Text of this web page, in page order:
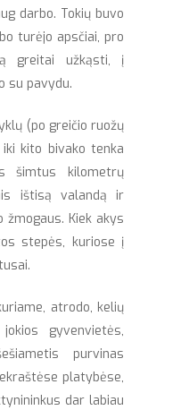
darbo. Tokių buvo
turėjo apsčiai, pro
greitai užkąsti, į
su pavydu.
(po greičio ruožų
kito bivako tenka
šimtus kilometrų
ištisą valandą ir
Kiek akys
stepės, kuriose į
atrodo, kelių
gyvenvietės,
purvinas
platybėse,
dar labiau